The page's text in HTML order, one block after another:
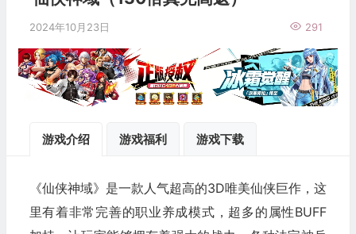
2024年10月23日 291
游戏介绍 游戏福利 游戏下载
《仙侠神域》是一款人气超高的3D唯美仙侠巨作，这
里有着非常完善的职业养成模式，超多的属性BUFF